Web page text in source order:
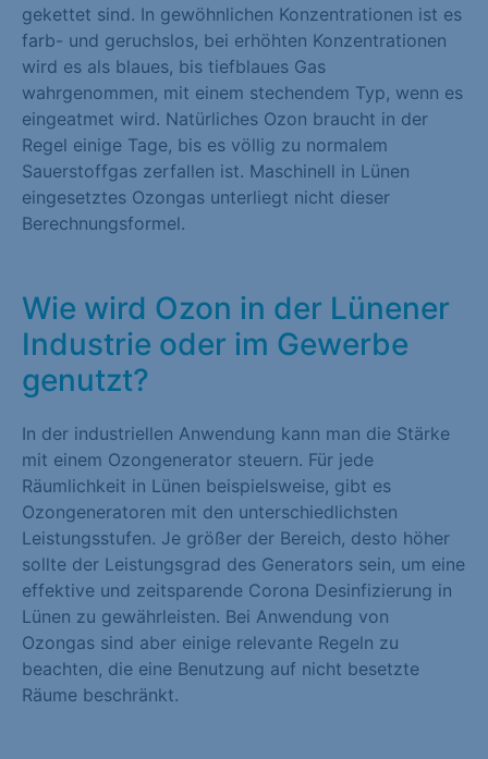
gekettet sind. In gewöhnlichen Konzentrationen ist es
farb- und geruchslos, bei erhöhten Konzentrationen
wird es als blaues, bis tiefblaues Gas
wahrgenommen, mit einem stechendem Typ, wenn es
eingeatmet wird. Natürliches Ozon braucht in der
Regel einige Tage, bis es völlig zu normalem
Sauerstoffgas zerfallen ist. Maschinell in Lünen
eingesetztes Ozongas unterliegt nicht dieser
Berechnungsformel.
Wie wird Ozon in der Lünener
Industrie oder im Gewerbe
genutzt?
In der industriellen Anwendung kann man die Stärke
mit einem Ozongenerator steuern. Für jede
Räumlichkeit in Lünen beispielsweise, gibt es
Ozongeneratoren mit den unterschiedlichsten
Leistungsstufen. Je größer der Bereich, desto höher
sollte der Leistungsgrad des Generators sein, um eine
effektive und zeitsparende Corona Desinfizierung in
Lünen zu gewährleisten. Bei Anwendung von
Ozongas sind aber einige relevante Regeln zu
beachten, die eine Benutzung auf nicht besetzte
Räume beschränkt.